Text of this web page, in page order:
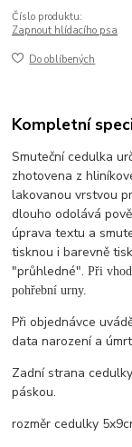
Číslo produktu:
Zapnout hlídacího psa
Do oblíbených
Kompletní
Smuteční cedulka
zhotovena z
lakovanou vrstvou
dlouho odolává
úprava textu a
tisknou i barevně
"průhledné". Při
pohřební urny.
Při objednávce
data narození a
Zadní strana
páskou.
rozměr cedulky